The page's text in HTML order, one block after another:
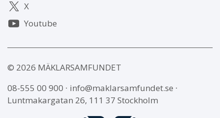
X
Youtube
© 2026 MÄKLARSAMFUNDET
08-555 00 900 ∙ info@maklarsamfundet.se ∙
Luntmakargatan 26, 111 37 Stockholm